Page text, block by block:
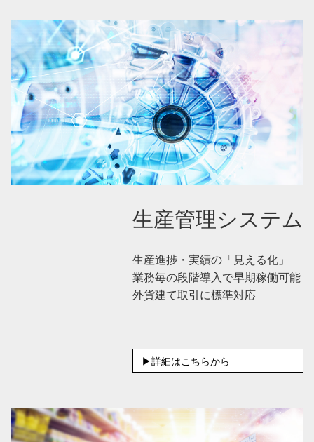
生産管理システム
生産進捗・実績の「見える化」
業務毎の段階導入で早期稼働可能
外貨建て取引に標準対応
▶詳細はこちらから